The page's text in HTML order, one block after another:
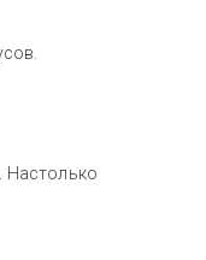
Настолько